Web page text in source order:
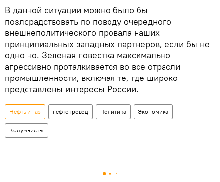
В данной ситуации можно было бы
позлорадствовать по поводу очередного
внешнеполитического провала наших
принципиальных западных партнеров, если бы не
одно но. Зеленая повестка максимально
агрессивно проталкивается во все отрасли
промышленности, включая те, где широко
представлены интересы России.
Нефть и газ нефтепровод Политика Экономика
Колумнисты